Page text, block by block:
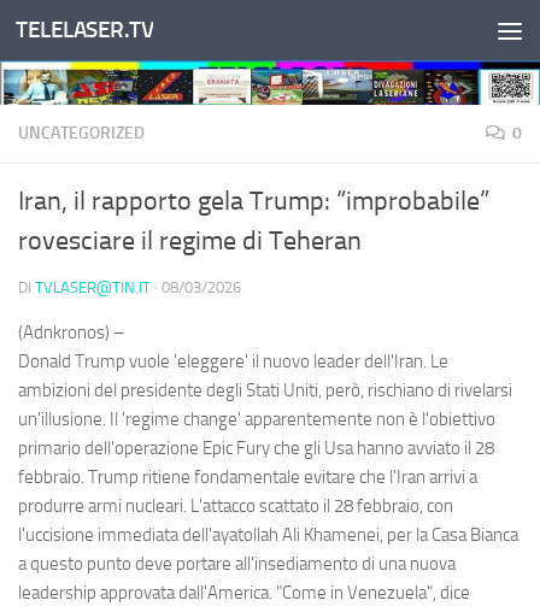
Salta al contenuto
TELELASER.TV
UNCATEGORIZED 0
Iran, il rapporto gela Trump: “improbabile”
rovesciare il regime di Teheran
DI TVLASER@TIN.IT · 08/03/2026
(Adnkronos) –
Donald Trump vuole 'eleggere' il nuovo leader dell'Iran. Le
ambizioni del presidente degli Stati Uniti, però, rischiano di rivelarsi
un'illusione. Il 'regime change' apparentemente non è l'obiettivo
primario dell'operazione Epic Fury che gli Usa hanno avviato il 28
febbraio. Trump ritiene fondamentale evitare che l'Iran arrivi a
produrre armi nucleari. L'attacco scattato il 28 febbraio, con
l'uccisione immediata dell'ayatollah Ali Khamenei, per la Casa Bianca
a questo punto deve portare all'insediamento di una nuova
leadership approvata dall'America. "Come in Venezuela", dice